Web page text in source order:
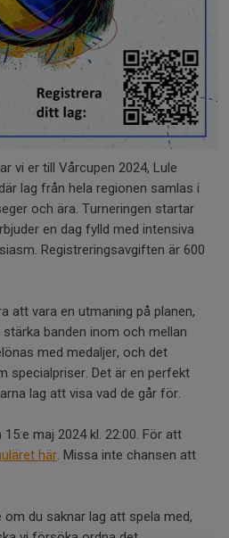
vi er till Vårcupen 2024, Lule
lag från hela regionen samlas i
och ära. Turneringen startar
en dag fylld med intensiva
Registreringsavgiften är 600
att vara en utmaning på planen,
banden inom och mellan
med medaljer, och det
specialpriser. Det är en perfekt
lag att visa vad de går för.
maj 2024 kl. 22:00. För att
här. Missa inte chansen att
du saknar lag att spela med,